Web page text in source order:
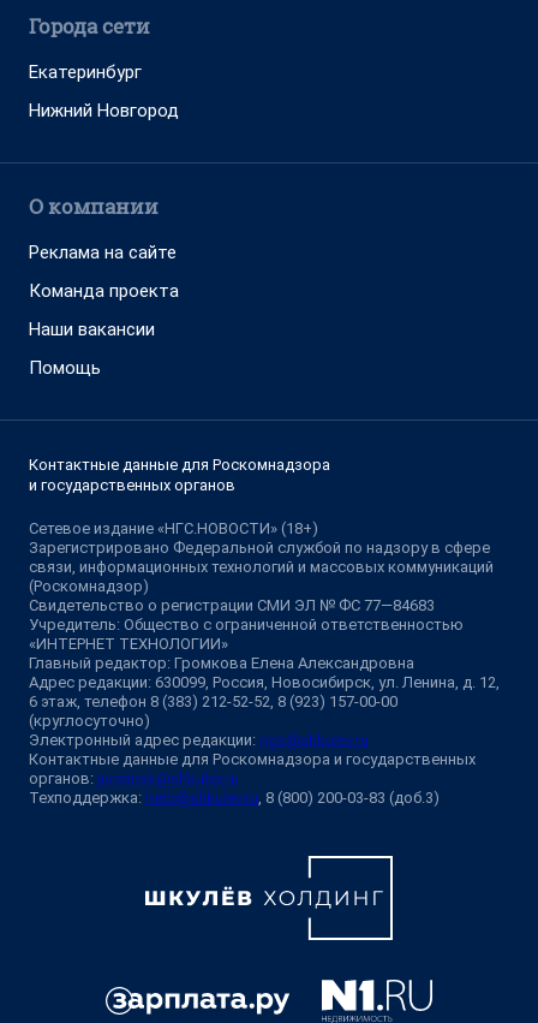
Города сети
Екатеринбург
Нижний Новгород
О компании
Реклама на сайте
Команда проекта
Наши вакансии
Помощь
Контактные данные для Роскомнадзора
и государственных органов
Сетевое издание «НГС.НОВОСТИ» (18+)
Зарегистрировано Федеральной службой по надзору в сфере
связи, информационных технологий и массовых коммуникаций
(Роскомнадзор)
Свидетельство о регистрации СМИ ЭЛ № ФС 77—84683
Учредитель: Общество с ограниченной ответственностью
«ИНТЕРНЕТ ТЕХНОЛОГИИ»
Главный редактор: Громкова Елена Александровна
Адрес редакции: 630099, Россия, Новосибирск, ул. Ленина, д. 12,
6 этаж, телефон 8 (383) 212-52-52, 8 (923) 157-00-00
(круглосуточно)
Электронный адрес редакции: ngs@shkulev.ru
Контактные данные для Роскомнадзора и государственных
органов: juristnsk@shkulev.ru
Техподдержка: help@shkulev.ru, 8 (800) 200-03-83 (доб.3)